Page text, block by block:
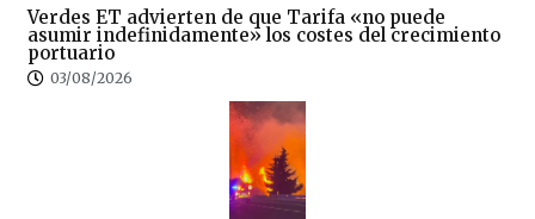
Verdes ET advierten de que Tarifa «no puede
asumir indefinidamente» los costes del crecimiento
portuario
03/08/2026